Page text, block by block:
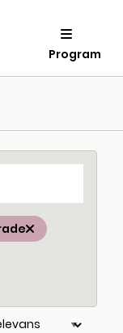
Program